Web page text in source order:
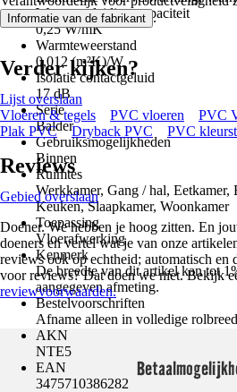
Warmtegeleidingscapaciteit
0,25 W/mK
Warmteweerstand
0,012 (m²K)/W
Isolatie contactgeluid
17 dB
Serie
Balder
Gebruiksmogelijkheden
Binnen
Ruimtes
Werkkamer, Gang / hal,
Keuken, Slaapkamer, Woonkamer
Toepassing
Vloerafwerking
Kenmerk
De breedte van dit artikel kan tot
aangegeven afmeting.
Bestelvoorschriften
Afname alleen in volledige
AKN
NTE5
EAN
3475710386282
Informatie van de fabrikant .
Verder kijken?
Lijst overslaan
Vloeren & tegels
PVC vloeren PVC
Plak PVC
Dryback PVC PVC
Reviews
Gebied overslaan
Doener. We hebben je hoog zitten. En
doeners en vertel wat je van onze
reviews ook op echtheid; automatisch en
voor reviews? Dat doen we niet. Bekijk
reviewvoorwaarden.